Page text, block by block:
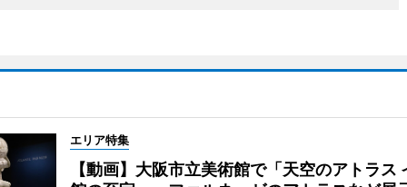
エリア特集
【動画】大阪市立美術館で「天空のアトラス